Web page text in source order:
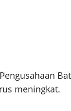
meningkat.